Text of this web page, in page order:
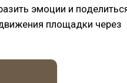
эмоции и
площадки через